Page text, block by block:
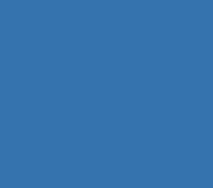
。ご了承ください。
かります
4営業日に発送いたします。「お取り